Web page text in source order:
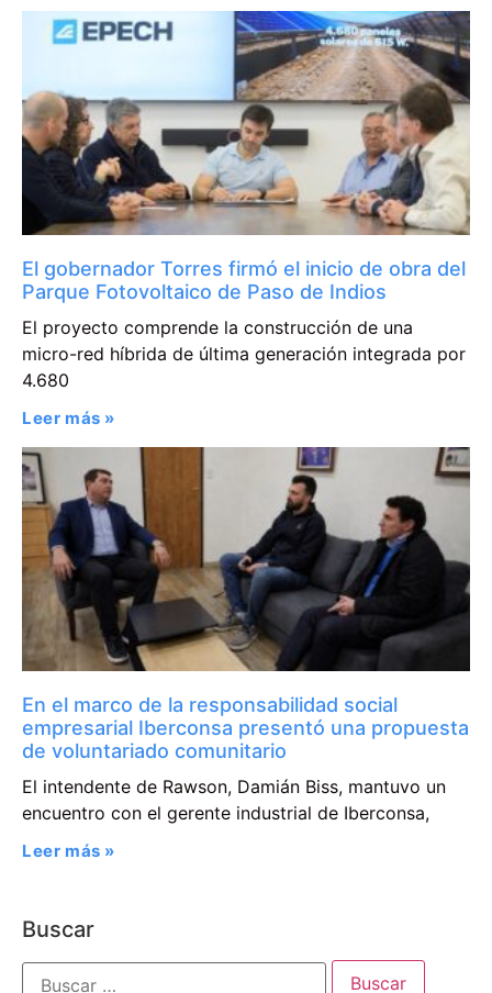
El gobernador Torres firmó el inicio de obra del
Parque Fotovoltaico de Paso de Indios
El proyecto comprende la construcción de una
micro-red híbrida de última generación integrada por
4.680
Leer más »
En el marco de la responsabilidad social
empresarial Iberconsa presentó una propuesta
de voluntariado comunitario
El intendente de Rawson, Damián Biss, mantuvo un
encuentro con el gerente industrial de Iberconsa,
Leer más »
Buscar